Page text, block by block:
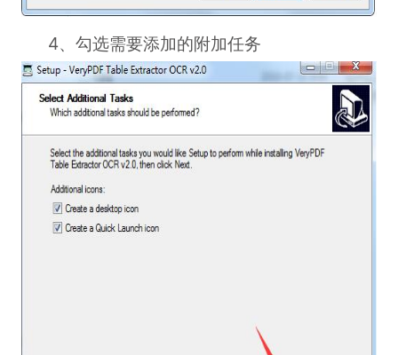
4、勾选需要添加的附加任务